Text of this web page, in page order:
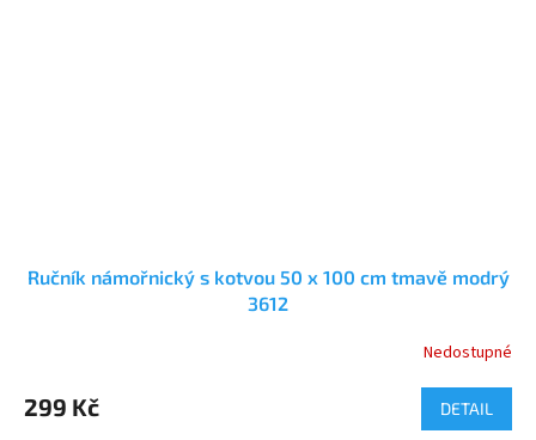
Ručník námořnický s kotvou 50 x 100 cm tmavě modrý
3612
produktu
je
Nedostupné
299 Kč DETAIL